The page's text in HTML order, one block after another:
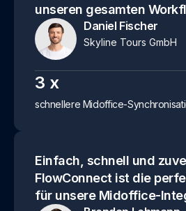
unseren gesamten
Daniel Fischer
Skyline Tours GmbH
3 x
schnellere Midoffice-
Einfach, schnell und
FlowConnect ist die
für unsere Midoffice-